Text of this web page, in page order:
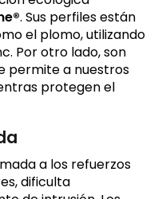
. Sus perfiles están
el plomo, utilizando
Por otro lado, son
permite a nuestros
protegen el
a los refuerzos
dificulta